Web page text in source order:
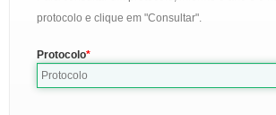
protocolo e clique em "Consultar".
Protocolo